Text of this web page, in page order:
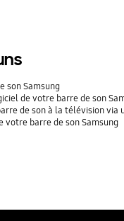
son Samsung
de votre barre de son
de son à la télévision via
votre barre de son Samsung